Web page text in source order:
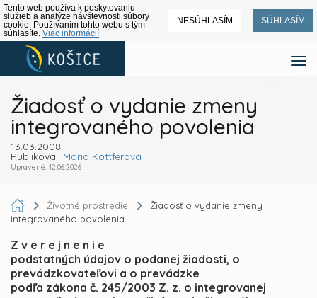
Tento web používa k poskytovaniu
služieb a analýze návštevnosti súbory
cookie. Používaním tohto webu s tým
súhlasíte. Viac informácií
NESÚHLASÍM SÚHLASÍM
Žiadosť o vydanie zmeny
integrovaného povolenia
13.03.2008
Publikoval: Mária Kottferová
Upravené: 12.06.2026
Životné prostredie
Žiadosť o vydanie zmeny
integrovaného povolenia
Z v e r e j n e n i e
podstatných údajov o podanej žiadosti, o
prevádzkovateľovi a o prevádzke
podľa zákona č. 245/2003 Z. z. o integrovanej